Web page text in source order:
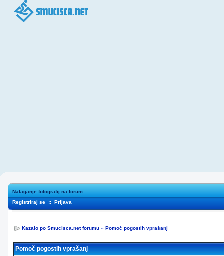
Nalaganje fotografij na forum
Registriraj se :: Prijava
Kazalo po Smucisca.net forumu » Pomoč pogostih vprašanj
Pomoč pogostih vprašanj